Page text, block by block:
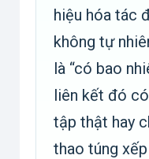
hiệu hóa tác
không tự
là “có bao
liên kết đó
tập thật hay
thao túng xếp